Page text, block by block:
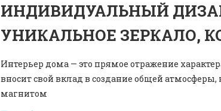
ИНДИВИДУАЛЬНЫЙ
УНИКАЛЬНОЕ ЗЕРКАЛО,
Интерьер дома — это прямое отражение
вносит свой вклад в создание общей
магнитом